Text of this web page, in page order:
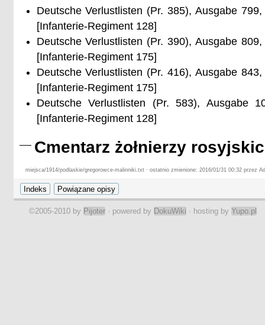
Deutsche Verlustlisten (Pr. 385), Ausgabe
[Infanterie-Regiment 128]
Deutsche Verlustlisten (Pr. 390), Ausgabe
[Infanterie-Regiment 175]
Deutsche Verlustlisten (Pr. 416), Ausgabe
[Infanterie-Regiment 175]
Deutsche Verlustlisten (Pr. 583), Ausgabe
[Infanterie-Regiment 128]
Cmentarz żołnierzy
miejsca/1914/podlaskie/gregorowce-malinniki.txt · ostatnio zmienione: 2016/01/31 00:32 przez
©2005-2010 by Pijoter · powered by DokuWiki · hosting by Yupo.pl